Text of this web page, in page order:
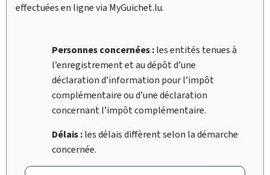
effectuées en ligne via MyGuichet.lu.
Personnes concernées :les entités tenues à
l’enregistrement et au dépôt d’une
déclaration d’information pour l’impôt
complémentaire ou d’une déclaration
concernant l’impôt complémentaire.
Délais :les délais diffèrent selon la démarche
concernée.